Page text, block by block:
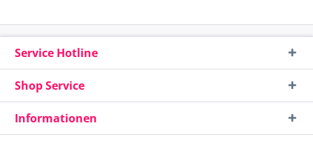
Service Hotline
Shop Service
Informationen